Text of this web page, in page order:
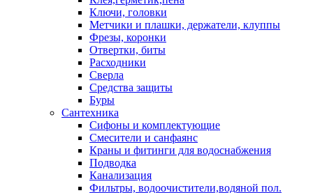
Ключи, головки
Метчики и плашки, держатели, клуппы
Фрезы, коронки
Отвертки, биты
Расходники
Сверла
Средства защиты
Буры
Сантехника
Сифоны и комплектующие
Смесители и санфаянс
Краны и фитинги для водоснабжения
Подводка
Канализация
Фильтры, водоочистители,водяной пол.